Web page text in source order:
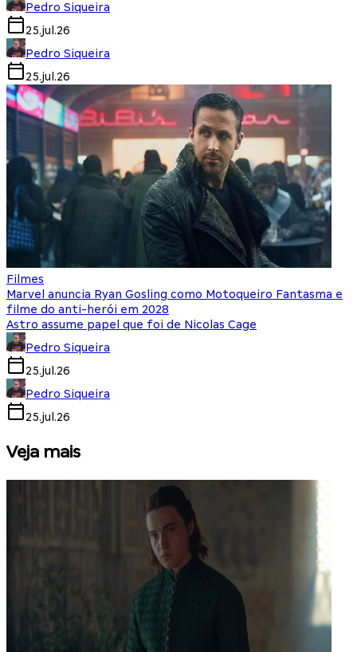
Pedro Siqueira
25.jul.26
Pedro Siqueira
25.jul.26
Filmes
Marvel anuncia Ryan Gosling como Motoqueiro Fantasma e
filme do anti-herói em 2028
Astro assume papel que foi de Nicolas Cage
Pedro Siqueira
25.jul.26
Pedro Siqueira
25.jul.26
Veja mais